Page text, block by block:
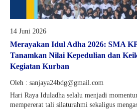
14 Juni 2026
Merayakan Idul Adha 2026: SMA
Tanamkan Nilai Kepedulian dan
Kegiatan Kurban
Oleh : sanjaya24bdg@gmail.com
Hari Raya Iduladha selalu menjadi
mempererat tali silaturahmi sekaligus